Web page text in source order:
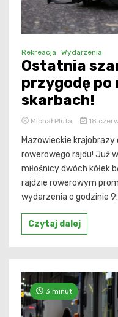
Rekreacja Wydarzenia
Ostatnia
przygodę po
skarbach!
Michał Pluta 18
Mazowieckie
rowerowego rajdu! Już
miłośnicy dwóch kółek
rajdzie rowerowym
wydarzenia o godzinie
Czytaj dalej
3 minut